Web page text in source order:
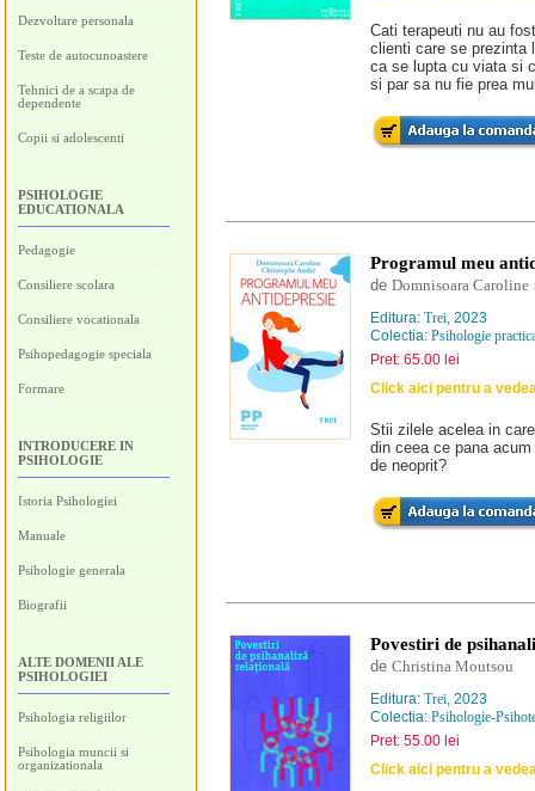
Dezvoltare personala
Teste de autocunoastere
Tehnici de a scapa de
dependente
Copii si adolescenti
PSIHOLOGIE
EDUCATIONALA
Pedagogie
Consiliere scolara
Consiliere vocationala
Psihopedagogie speciala
Formare
INTRODUCERE IN
PSIHOLOGIE
Istoria Psihologiei
Manuale
Psihologie generala
Biografii
ALTE DOMENII ALE
PSIHOLOGIEI
Psihologia religiilor
Psihologia muncii si
organizationala
Cati terapeuti nu au
clienti care se prezinta
ca se lupta cu viata si
si par sa nu fie prea
Programul meu
de Domnisoara Caroline
Editura: Trei, 2023
Colectia: Psihologie
Pret: 65.00 lei
Click aici pentru a
Stii zilele acelea in
din ceea ce pana
de neoprit?
Povestiri de
de Christina Moutsou
Editura: Trei, 2023
Colectia: Psihologie-
Pret: 55.00 lei
Click aici pentru a